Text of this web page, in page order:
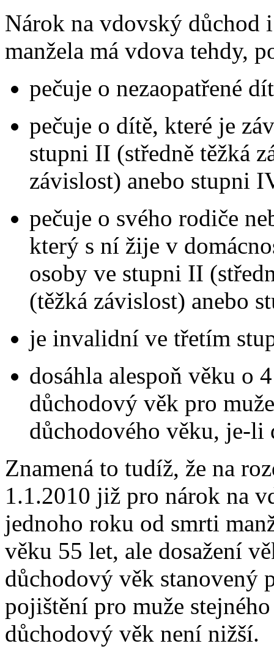
Nárok na vdovský důchod
manžela má vdova tehdy,
pečuje o nezaopatřené
pečuje o dítě, které je
stupni II (středně těžká
závislost) anebo stupni
pečuje o svého rodiče
který s ní žije v
osoby ve stupni II
(těžká závislost) anebo
je invalidní ve třetím
dosáhla alespoň věku o
důchodový věk pro
důchodového věku, je-
Znamená to tudíž, že na
1.1.2010 již pro nárok na
jednoho roku od smrti
věku 55 let, ale dosažení
důchodový věk stanovený
pojištění pro muže
důchodový věk není nižší.